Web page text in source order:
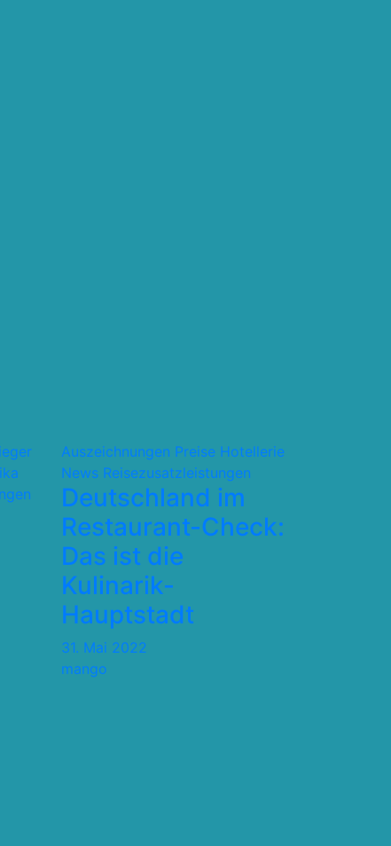
Auszeichnungen Preise Hotellerie
News Reisezusatzleistungen
Deutschland im
Restaurant-Check:
Das ist die
Kulinarik-
Hauptstadt
31. Mai 2022
mango